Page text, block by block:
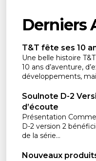
Derniers
T&T fête ses 10
Une belle histoire
10 ans d’aventure,
développements,
Soulnote D-2
d’écoute
Présentation
D-2 version 2
de la série...
Nouveaux